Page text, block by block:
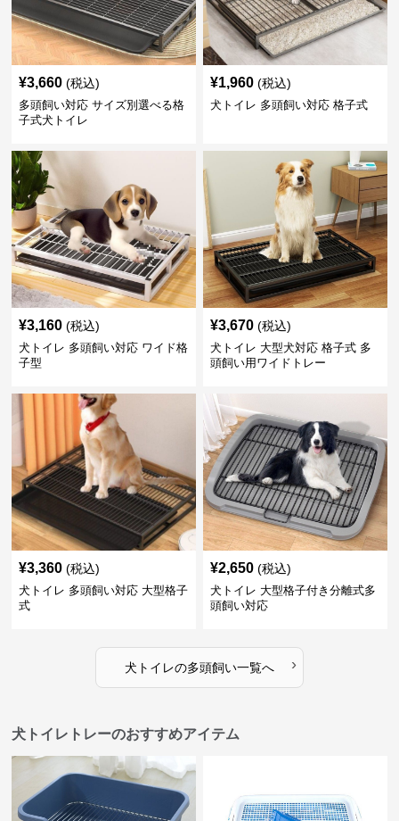
¥3,660 (税込)
多頭飼い対応 サイズ別選べる格
子式犬トイレ
¥1,960 (税込)
犬トイレ 多頭飼い対応 格子式
¥3,160 (税込)
犬トイレ 多頭飼い対応 ワイド格
子型
¥3,670 (税込)
犬トイレ 大型犬対応 格子式 多
頭飼い用ワイドトレー
¥3,360 (税込)
犬トイレ 多頭飼い対応 大型格子
式
¥2,650 (税込)
犬トイレ 大型格子付き分離式多
頭飼い対応
犬トイレの多頭飼い一覧へ ›
犬トイレトレーのおすすめアイテム